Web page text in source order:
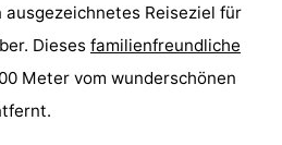
ausgezeichnetes Reiseziel für
Dieses familienfreundliche
Meter vom wunderschönen